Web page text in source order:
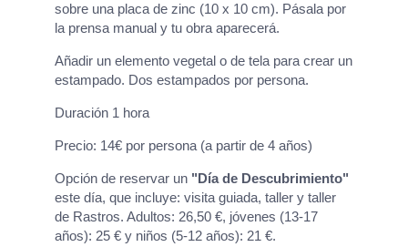
sobre una placa de zinc (10 x 10 cm). Pásala por
la prensa manual y tu obra aparecerá.
Añadir un elemento vegetal o de tela para crear un
estampado. Dos estampados por persona.
Duración 1 hora
Precio: 14€ por persona (a partir de 4 años)
Opción de reservar un "Día de Descubrimiento"
este día, que incluye: visita guiada, taller y taller
de Rastros. Adultos: 26,50 €, jóvenes (13-17
años): 25 € y niños (5-12 años): 21 €.